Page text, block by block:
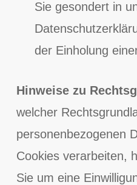
Sie gesondert in
der Einholung
Hinweise zu
welcher
personenbezogenen
Cookies verarbeiten,
Sie um eine